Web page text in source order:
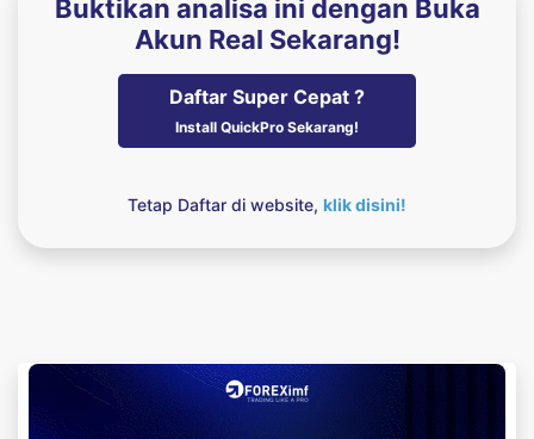
Buktikan analisa ini dengan Buka
Akun Real Sekarang!
Daftar Super Cepat ?
Install QuickPro Sekarang!
Tetap Daftar di website, klik disini!